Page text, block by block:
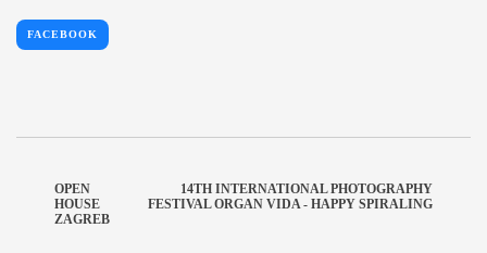
FACEBOOK
OPEN
HOUSE
ZAGREB
14TH INTERNATIONAL PHOTOGRAPHY
FESTIVAL ORGAN VIDA - HAPPY SPIRALING